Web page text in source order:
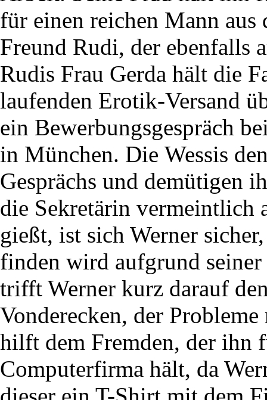
für einen reichen Mann aus
Freund Rudi, der ebenfalls
Rudis Frau Gerda hält die
laufenden Erotik-Versand
ein Bewerbungsgespräch
in München. Die Wessis
Gesprächs und demütigen
die Sekretärin vermeintlich
gießt, ist sich Werner
finden wird aufgrund
trifft Werner kurz darauf
Vonderecken, der
hilft dem Fremden, der ihn
Computerfirma hält, da